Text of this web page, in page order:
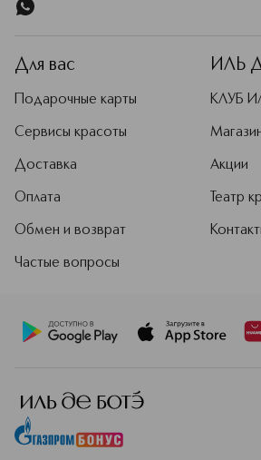
Для вас
Подарочные карты
Сервисы красоты
Доставка
Оплата
Обмен и возврат
Частые вопросы
ИЛЬ
КЛУБ
Акции
Театр